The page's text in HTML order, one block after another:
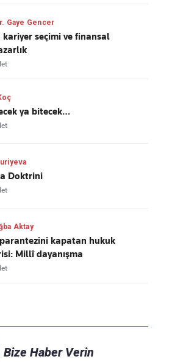
Gaye Gencer
kariyer seçimi ve finansal
ya bitecek…
Doktrini
Aktay
kapatan hukuk
Millî dayanışma
Bize Haber Verin